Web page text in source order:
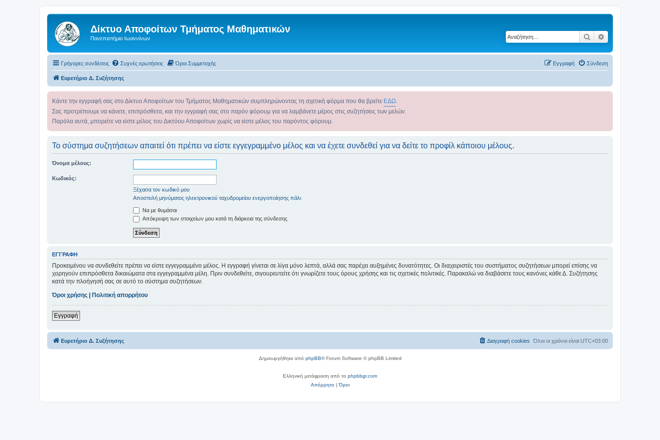
Δίκτυο Αποφοίτων Τμήματος Μαθηματικών
Πανεπιστήμιο Ιωαννίνων Αναζήτηση
Γρήγορες συνδέσεις Συχνές ερωτήσεις Όροι Συμμετοχής Σύνδεση
Εγγραφή
Ευρετήριο Δ. Συζήτησης
Κάντε την εγγραφή σας στο Δίκτυο Αποφοίτων του Τμήματος Μαθηματικών συμπληρώνοντας τη σχετική φόρμα που θα βρείτε ΕΔΩ
Σας προτρέπουμε να κάνετε, επιπρόσθετα, και την εγγραφή σας στο παρόν φόρουμ για να λαμβάνετε μέρος στις συζητήσεις των μελών.
Παρόλα αυτά, μπορείτε να είστε μέλος του Δικτύου Αποφοίτων χωρίς να είστε μέλος του παρόντος φόρουμ.
Το σύστημα συζητήσεων απαιτεί ότι πρέπει να είστε εγγεγραμμένο μέλος και να έχετε συνδεθεί για να δείτε το προφίλ κάποιου μέλους.
Όνομα μέλους:
Κωδικός:
Ξέχασα τον κωδικό μου
Αποστολή μηνύματος ηλεκτρονικού ταχυδρομείου ενεργοποίησης πάλι
Να με θυμάσαι
Απόκρυψη των στοιχείων μου κατά τη διάρκεια της σύνδεσης
ΕΓΓΡΑΦΉ
Προκειμένου να συνδεθείτε πρέπει να είστε εγγεγραμμένο μέλος. Η εγγραφή γίνεται σε λίγα μόνο λεπτά, αλλά σας παρέχει αυξημένες δυνατότητες. Οι διαχειριστές του συστήματος συζητήσεων μπορεί επίσης να
χορηγούν επιπρόσθετα δικαιώματα στα εγγεγραμμένα μέλη. Πριν συνδεθείτε, σιγουρευτείτε ότι γνωρίζετε τους όρους χρήσης και τις σχετικές πολιτικές. Παρακαλώ να διαβάσετε τους κανόνες κάθε Δ. Συζήτησης
κατά την πλοήγησή σας σε αυτό το σύστημα συζητήσεων.
Όροι χρήσης
Πολιτική απορρήτου
Εγγραφή
Ευρετήριο Δ. Συζήτησης Όλοι οι χρόνοι είναι UTC+03:00
Διαγραφή cookies
Δημιουργήθηκε από phpBB® Forum Software © phpBB Limited
Ελληνική μετάφραση από το phpbbgr.com
Απόρρητο|Όροι